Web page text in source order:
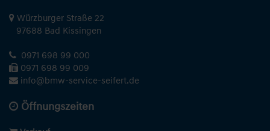
Würzburger Straße 22
97688 Bad Kissingen
0971 698 99 000
0971 698 99 009
info@bmw-service-seifert.de
Öffnungszeiten